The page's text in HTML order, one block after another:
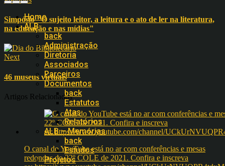
Home
ALB
back
Administração
Diretoria
Associados
Parceiros
Documentos
back
Estatutos
Atas
Relatórios
ALB – Memórias
back
Estudos
Projetos
Simpósio "O sujeito leitor, a leitura e o ato de ler na literatura,
na educação e nas mídias"
Next
46 museus virtuais
Artigos Relacionados
O canal do YouTube está no ar com conferências e mesas
redondas do 22º COLE de 2021. Confira e inscreva